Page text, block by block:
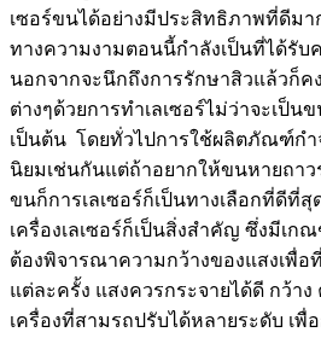
เซอร์ขนได้อย่างมีประสิทธิภาพที่ดีม
ทางความงามตอนนี้กำลังเป็นที่ได้รั
นอกจากจะนึกถึงการรักษาสิวแล้วก็ค
ต่างๆด้วยการทำเลเซอร์ไม่ว่าจะเป็
เป็นต้น โดยทั่วไปการใช้ผลิตภัณฑ์ก
นิยมเช่นกันแต่ถ้าอยากให้ขนหายถาว
ขนก็การเลเซอร์ก็เป็นทางเลือกที่ดีที่
เครื่องเลเซอร์ก็เป็นสิ่งสำคัญ ซึ่งมีเ
ต้องพิจารณาความกว้างของแสงเพื่อ
แต่ละครั้ง แสงควรกระจายได้ดี กว้า
เครื่องที่สามรถปรับได้หลายระดับ เพื่